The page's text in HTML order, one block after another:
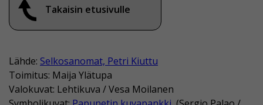
Takaisin etusivulle
Lähde: Selkosanomat, Petri Kiuttu
Toimitus: Maija Ylätupa
Valokuvat: Lehtikuva / Vesa Moilanen